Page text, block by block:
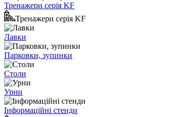
Тренажери серія KF
Тренажери серія KF
Лавки
Парковки, зупинки
Столи
Урни
Інформаційні стенди